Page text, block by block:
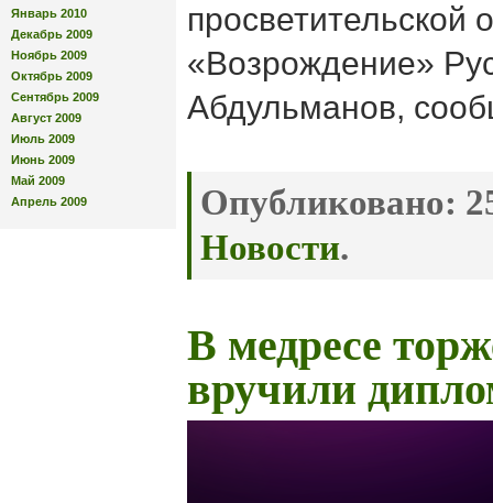
Январь 2010
Декабрь 2009
Ноябрь 2009
Октябрь 2009
Сентябрь 2009
Август 2009
Июль 2009
Июнь 2009
Май 2009
Апрель 2009
просветительской
«Возрождение»
Абдульманов,
Опубликовано:
Новости.
В медресе
вручили